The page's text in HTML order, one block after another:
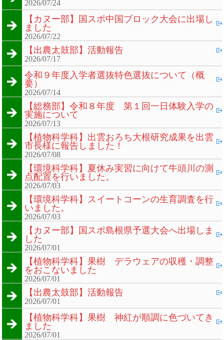
2026/07/24
【カヌー部】国スポ中国ブロック大会に出場し
ました
2026/07/22
【出農太鼓部】活動報告
2026/07/17
令和９年度入学者選抜特色選抜について（概
要）
2026/07/14
【総務部】令和８年度 第１回一日体験入学の
実施について
2026/07/13
【植物科学科】出雲おろち大根研究成果を出雲
市長様に報告しました！
2026/07/08
【環境科学科】夏休み実習に向けて牛頭川の測
点配置を行いました。
2026/07/03
【環境科学科】スイートコーンの生育調査を行
いました。
2026/07/03
【カヌー部】国スポ島根県予選大会へ出場しま
した
2026/07/01
【植物科学科】果樹 デラウェアの収穫・調整
をおこないました
2026/07/01
【出農太鼓部】活動報告
2026/07/01
【植物科学科】果樹 神紅が順調に色づいてき
ました
2026/07/01